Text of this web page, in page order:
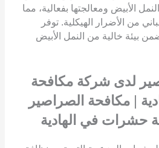
الأبيض ومعالجتها بفعالية، مما
من الأضرار الهيكلية. توفر
بيئة خالية من النمل الأبيض
لدى شركة مكافحة
مكافحة الصراصير
حشرات في الهادية